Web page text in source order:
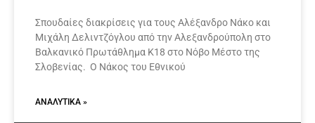
Σπουδαίες διακρίσεις για τους Αλέξανδρο Νάκο και
Μιχάλη Δελιντζόγλου από την Αλεξανδρούπολη στο
Βαλκανικό Πρωτάθλημα Κ18 στο Νόβο Μέστο της
Σλοβενίας. Ο Νάκος του Εθνικού
ΑΝΑΛΥΤΙΚΆ »